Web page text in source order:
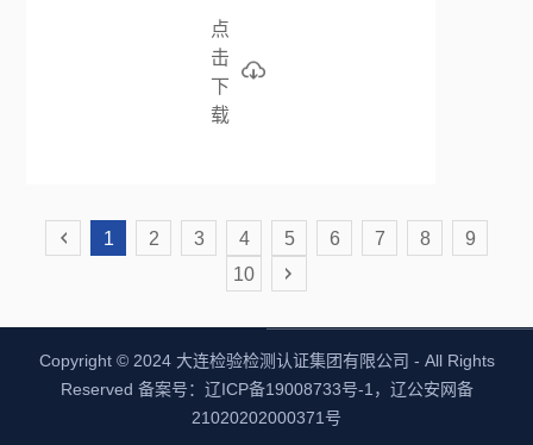
点
击
下
载
1 2 3 4 5 6 7 8
9
10
Copyright © 2024 大连检验检测认证集团有限公司 - All Rights
Reserved 备案号：辽ICP备19008733号-1，辽公安网备
21020202000371号